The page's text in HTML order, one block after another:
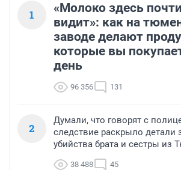
1
«Молоко здесь
видит»: как на
заводе делают
которые вы
день
96 356 131
2
Думали, что говорят с
следствие раскрыло детали
убийства брата и сестры из
38 488 45